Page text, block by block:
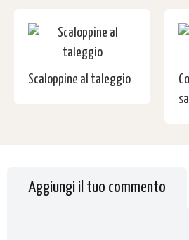
Scaloppine al taleggio
Aggiungi il tuo commento